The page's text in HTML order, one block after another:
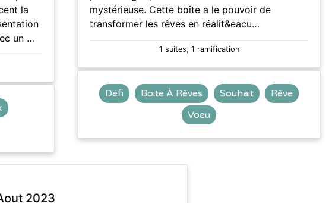
la
un …
mystérieuse. Cette boîte a le pouvoir de
transformer les rêves en réalit&eacu…
1 suites, 1 ramification
Défi Boite À Rêves Souhait
Rêve
Voeu
2023